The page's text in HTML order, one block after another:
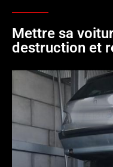
Mettre sa
destruction et